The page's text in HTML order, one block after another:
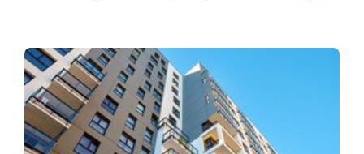
wywiadu medycznego i oceny stanu
zdrowia pacjenta ma możliwość
wystawienia zwolnienia lekarskiego.